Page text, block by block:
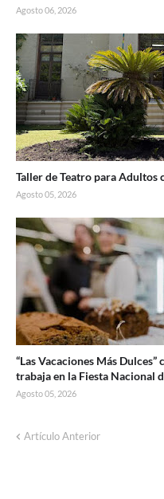
Agosto 06, 2026
Taller de Teatro para
Agosto 05, 2026
“Las Vacaciones Más
trabaja en la Fiesta Nacional
Agosto 05, 2026
Artículo Anterior